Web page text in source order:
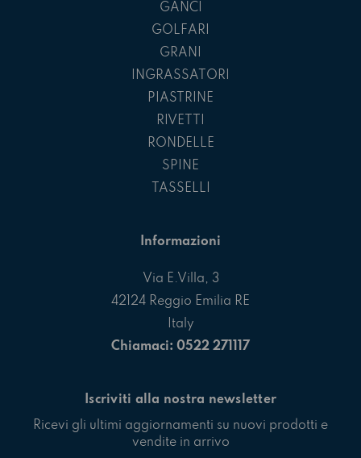
GANCI
GOLFARI
GRANI
INGRASSATORI
PIASTRINE
RIVETTI
RONDELLE
SPINE
TASSELLI
Informazioni
Via E.Villa, 3
42124 Reggio Emilia RE
Italy
Chiamaci: 0522 271117
Iscriviti alla nostra newsletter
Ricevi gli ultimi aggiornamenti su nuovi prodotti e
vendite in arrivo